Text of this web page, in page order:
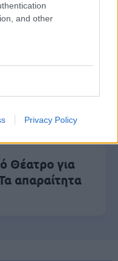
and other
Privacy Policy
προσλήψεων
Περίπου
φάση
Θέατρο για
απαραίτητα